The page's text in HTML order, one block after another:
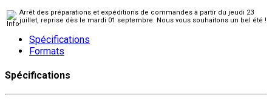
Arrêt des préparations et expéditions de commandes à partir du jeudi 23
juillet, reprise dès le mardi 01 septembre. Nous vous souhaitons un bel été !
Spécifications
Formats
Spécifications